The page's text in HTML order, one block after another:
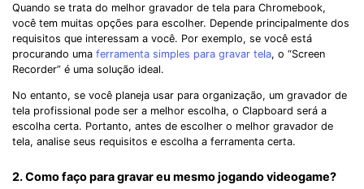
Quando se trata do melhor gravador de tela para Chromebook,
você tem muitas opções para escolher. Depende principalmente dos
requisitos que interessam a você. Por exemplo, se você está
procurando uma ferramenta simples para gravar tela, o “Screen
Recorder” é uma solução ideal.
No entanto, se você planeja usar para organização, um gravador de
tela profissional pode ser a melhor escolha, o Clapboard será a
escolha certa. Portanto, antes de escolher o melhor gravador de
tela, analise seus requisitos e escolha a ferramenta certa.
2. Como faço para gravar eu mesmo jogando videogame?